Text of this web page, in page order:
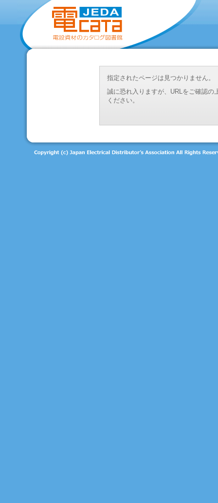
指定されたページは見つかりません。
誠に恐れ入りますが、URLをご確認
ください。